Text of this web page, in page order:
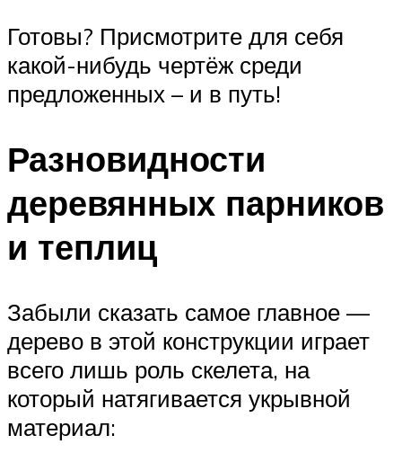
Готовы? Присмотрите для себя
какой-нибудь чертёж среди
предложенных – и в путь!
Разновидности
деревянных парников
и теплиц
Забыли сказать самое главное —
дерево в этой конструкции играет
всего лишь роль скелета, на
который натягивается укрывной
материал: